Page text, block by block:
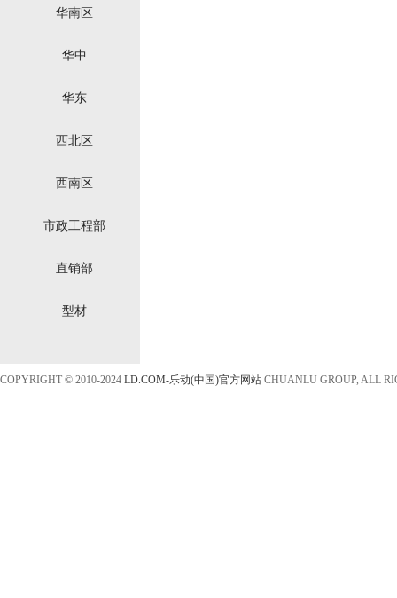
华南区
华中
华东
西北区
西南区
市政工程部
直销部
型材
COPYRIGHT © 2010-2024 LD.COM-乐动(中国)官方网站 CHUANLU GROUP, ALL